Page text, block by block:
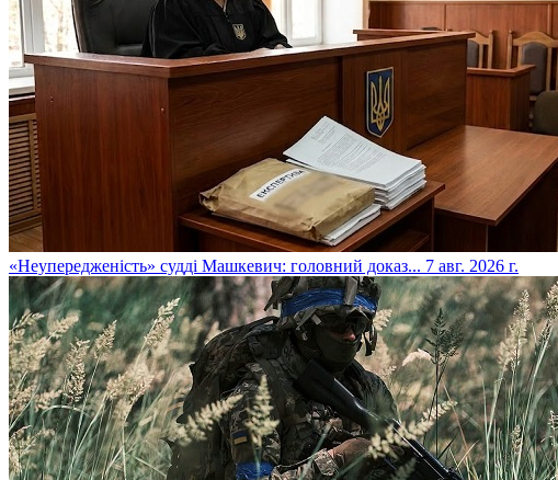
​«Неупередженість» судді Машкевич: головний доказ... 7 авг. 2026 г.